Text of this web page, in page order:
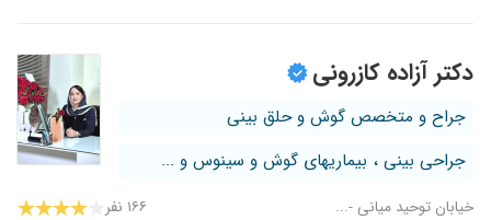
دکتر آزاده کازرونی
جراح و متخصص گوش و حلق بینی
جراحی بینی ، بیماریهای گوش و سینوس و ...
خیابان توحید میانی -... ۱۶۶ نفر